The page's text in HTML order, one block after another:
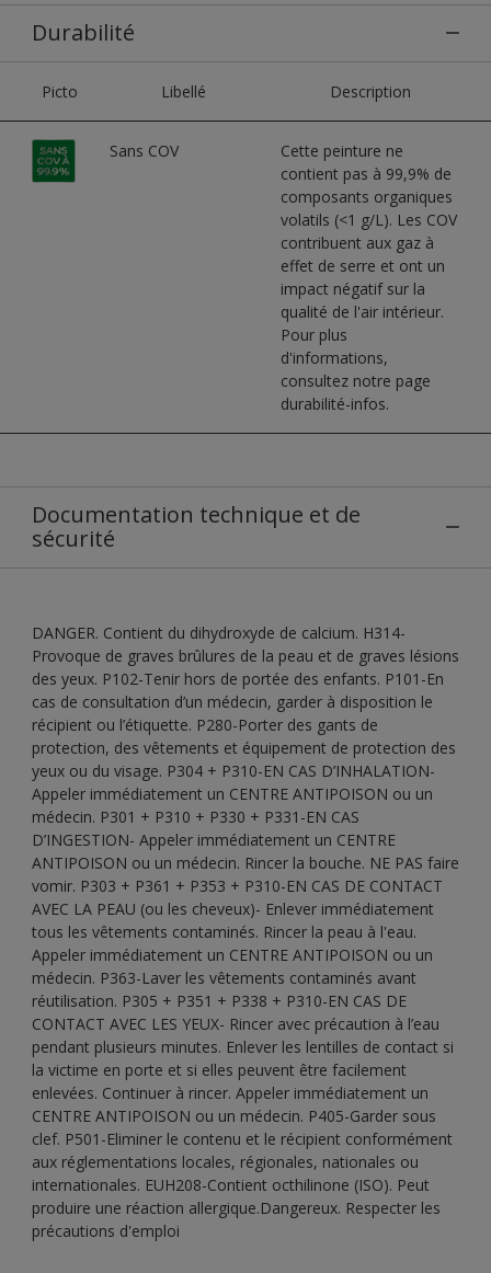
Durabilité
Picto Libellé Description
Sans COV
Cette peinture ne
contient pas à 99,9% de
composants organiques
volatils (<1 g/L). Les COV
contribuent aux gaz à
effet de serre et ont un
impact négatif sur la
qualité de l'air intérieur.
Pour plus
d'informations,
consultez notre page
durabilité-infos.
Documentation technique et de
sécurité
DANGER. Contient du dihydroxyde de calcium. H314-
Provoque de graves brûlures de la peau et de graves lésions
des yeux. P102-Tenir hors de portée des enfants. P101-En
cas de consultation d’un médecin, garder à disposition le
récipient ou l’étiquette. P280-Porter des gants de
protection, des vêtements et équipement de protection des
yeux ou du visage. P304 + P310-EN CAS D’INHALATION-
Appeler immédiatement un CENTRE ANTIPOISON ou un
médecin. P301 + P310 + P330 + P331-EN CAS
D’INGESTION- Appeler immédiatement un CENTRE
ANTIPOISON ou un médecin. Rincer la bouche. NE PAS faire
vomir. P303 + P361 + P353 + P310-EN CAS DE CONTACT
AVEC LA PEAU (ou les cheveux)- Enlever immédiatement
tous les vêtements contaminés. Rincer la peau à l'eau.
Appeler immédiatement un CENTRE ANTIPOISON ou un
médecin. P363-Laver les vêtements contaminés avant
réutilisation. P305 + P351 + P338 + P310-EN CAS DE
CONTACT AVEC LES YEUX- Rincer avec précaution à l’eau
pendant plusieurs minutes. Enlever les lentilles de contact si
la victime en porte et si elles peuvent être facilement
enlevées. Continuer à rincer. Appeler immédiatement un
CENTRE ANTIPOISON ou un médecin. P405-Garder sous
clef. P501-Eliminer le contenu et le récipient conformément
aux réglementations locales, régionales, nationales ou
internationales. EUH208-Contient octhilinone (ISO). Peut
produire une réaction allergique.Dangereux. Respecter les
précautions d'emploi